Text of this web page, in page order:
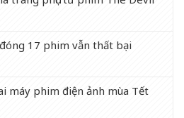
17 phim vẫn thất bại
máy phim điện ảnh mùa Tết